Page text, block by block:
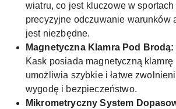
wiatru, co jest kluczowe w
precyzyjne odczuwanie warunków
jest niezbędne.
Magnetyczna Klamra Pod Brodą:
Kask posiada magnetyczną klamrę
umożliwia szybkie i łatwe
wygodę i bezpieczeństwo.
Mikrometryczny System